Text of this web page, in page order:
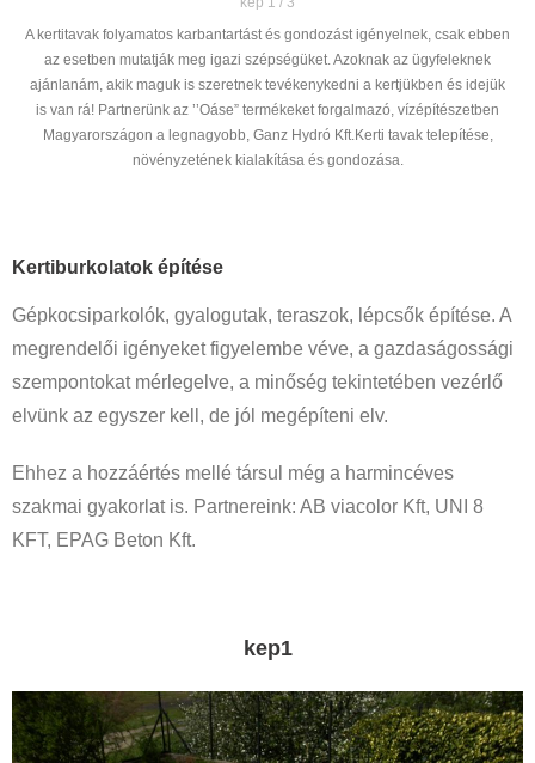
A kertitavak folyamatos karbantartást és gondozást igényelnek, csak ebben
az esetben mutatják meg igazi szépségüket. Azoknak az ügyfeleknek
ajánlanám, akik maguk is szeretnek tevékenykedni a kertjükben és idejük
is van rá! Partnerünk az ’’Oáse” termékeket forgalmazó, vízépítészetben
Magyarországon a legnagyobb, Ganz Hydró Kft.Kerti tavak telepítése,
növényzetének kialakítása és gondozása.
Kertiburkolatok építése
Gépkocsiparkolók, gyalogutak, teraszok, lépcsők építése. A
megrendelői igényeket figyelembe véve, a gazdaságossági
szempontokat mérlegelve, a minőség tekintetében vezérlő
elvünk az egyszer kell, de jól megépíteni elv.
Ehhez a hozzáértés mellé társul még a harmincéves
szakmai gyakorlat is. Partnereink: AB viacolor Kft, UNI 8
KFT, EPAG Beton Kft.
kep1